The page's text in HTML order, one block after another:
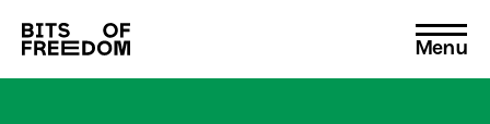
Search
for:
Menu